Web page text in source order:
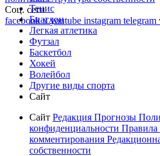
Соц. сети
facebookxyoutube instagram telegram
Тенис
Биатлон
Легкая атлетика
Футзал
Баскетбол
Хокей
Волейбол
Другие виды спорта
Сайт
Сайт Редакция Прогнозы
конфиденциальности Правила
комментирования
собственности